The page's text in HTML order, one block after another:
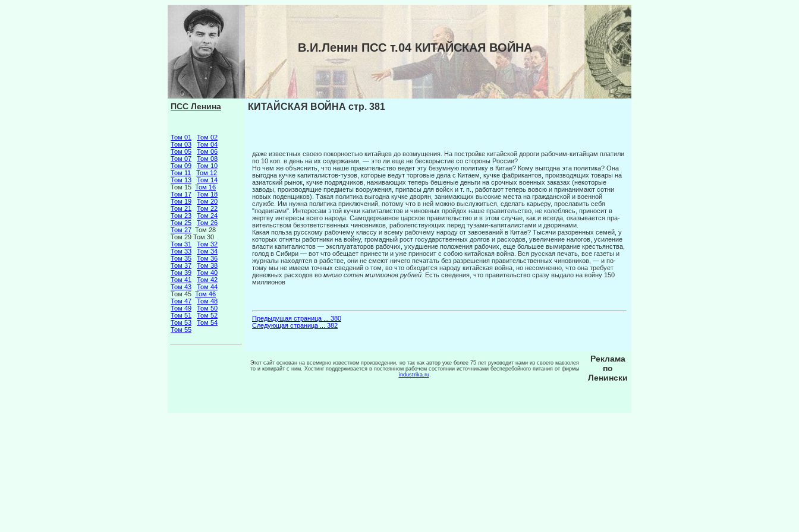
В.И.Ленин ПСС т.04 КИТАЙСКАЯ ВОЙНА
ПСС Ленина
Том 01
Том 02
Том 03
Том 04
Том 05
Том 06
Том 07
Том 08
Том 09
Том 10
Том 11
Том 12
Том 13
Том 14
Том 15 Том 16
Том 17
Том 18
Том 19
Том 20
Том 21
Том 22
Том 23
Том 24
Том 25
Том 26
Том 27 Том 28
Том 29 Том 30
Том 31
Том 32
Том 33
Том 34
Том 35
Том 36
Том 37
Том 38
Том 39
Том 40
Том 41
Том 42
Том 43
Том 44
Том 45 Том 46
Том 47
Том 48
Том 49
Том 50
Том 51
Том 52
Том 53
Том 54
Том 55
КИТАЙСКАЯ ВОЙНА стр. 381
даже известных своею покорностью китайцев до возмущения. На постройке китайской дороги рабочим-китайцам платили
по 10 коп. в день на их содержании, — это ли еще не бескорыстие со стороны России?
Но чем же объяснить, что наше правительство ведет эту безумную политику в Ки­тае? Кому выгодна эта политика? Она
выгодна кучке капиталистов-тузов, которые ве­дут торговые дела с Китаем, кучке фабрикантов, производящих товары на
азиатский рынок, кучке подрядчиков, наживающих теперь бешеные деньги на срочных военных заказах (некоторые
заводы, производящие предметы вооружения, припасы для войск и т. п., работают теперь вовсю и принанимают сотни
новых поденщиков). Такая политика выгодна кучке дворян, занимающих высокие места на гражданской и военной
службе. Им нужна политика приключений, потому что в ней можно выслужиться, сделать карь­еру, прославить себя
"подвигами". Интересам этой кучки капиталистов и чиновных пройдох наше правительство, не колеблясь, приносит в
жертву интересы всего народа. Самодержавное царское правительство и в этом случае, как и всегда, оказывается пра­
вительством безответственных чиновников, раболепствующих перед тузами-капиталистами и дворянами.
Какая польза русскому рабочему классу и всему рабочему народу от завоеваний в Китае? Тысячи разоренных семей, у
которых отняты работники на войну, громадный рост государственных долгов и расходов, увеличение налогов, усиление
власти капита­листов — эксплуататоров рабочих, ухудшение положения рабочих, еще большее выми­рание крестьянства,
голод в Сибири — вот что обещает принести и уже приносит с со­бою китайская война. Вся русская печать, все газеты и
журналы находятся в рабстве, они не смеют ничего печатать без разрешения правительственных чиновников, — и по­
тому мы не имеем точных сведений о том, во что обходится народу китайская война, но несомненно, что она требует
денежных расходов во много сотен миллионов рублей.
Есть сведения, что правительство сразу выдало на войну 150
миллионов
Предыдущая страница ... 380
Следующая страница ... 382
Этот сайт основан на всемирно известном произведении, но так как автор уже более 75 лет руководит нами из своего мавзолея
то и копирайт с ним. Хостинг поддерживается в постоянном рабочем состоянии источниками бесперебойного питания от фирмы
industrika.ru.
Реклама
по
Ленински